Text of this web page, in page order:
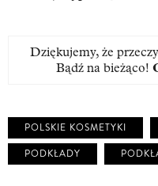
Dziękujemy, że
Bądź na bieżąco!
POLSKIE KOSMETYKI
PODKŁADY